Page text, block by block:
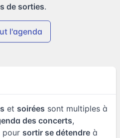
de sorties.
l'agenda
et soirées sont multiples à
des concerts,
pour sortir se détendre à